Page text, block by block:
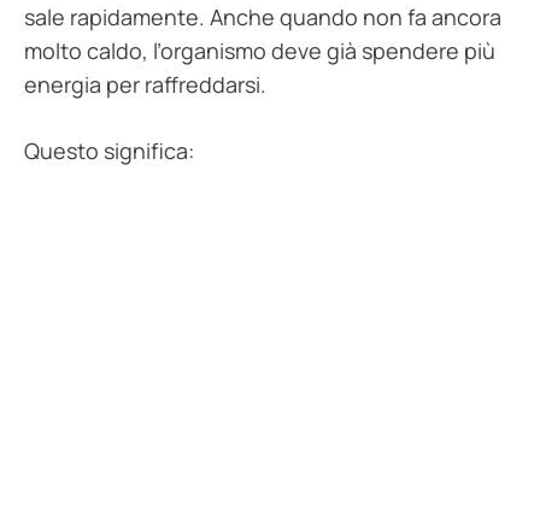
sale rapidamente. Anche quando non fa ancora
molto caldo, l’organismo deve già spendere più
energia per raffreddarsi.
Questo significa: